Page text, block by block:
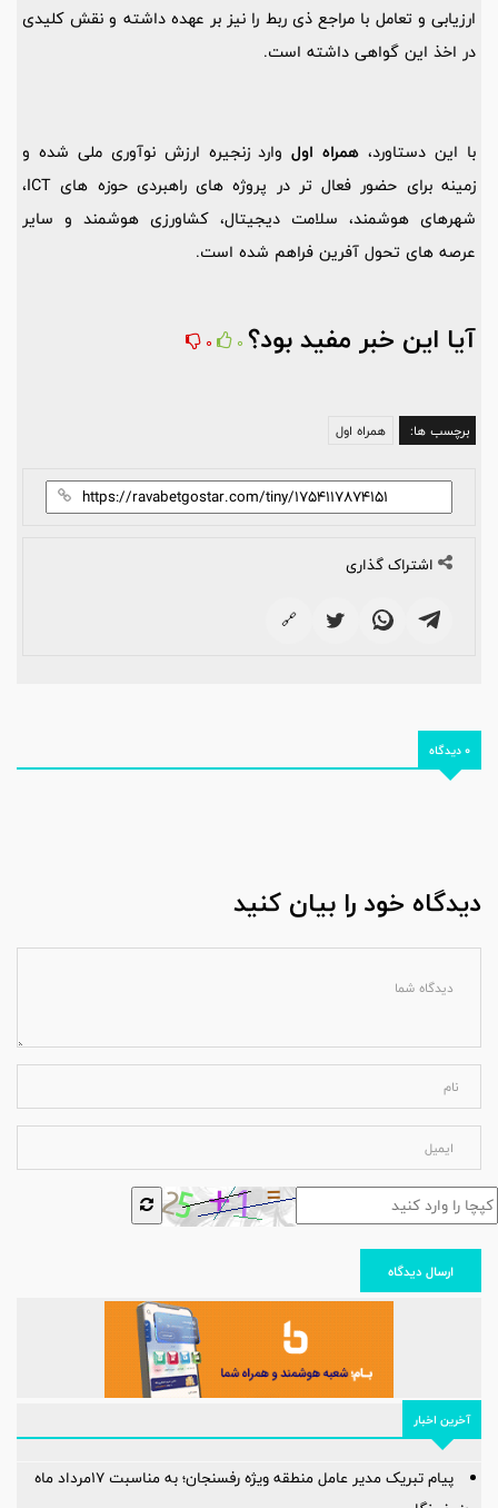
ارزیابی و تعامل با مراجع ذی ربط را نیز بر عهده داشته و نقش کلیدی
در اخذ این گواهی داشته است.
با این دستاورد، همراه اولوارد زنجیره ارزش نوآوری ملی شده و
زمینه برای حضور فعال تر در پروژه های راهبردی حوزه های ICT،
شهرهای هوشمند، سلامت دیجیتال، کشاورزی هوشمند و سایر
عرصه های تحول آفرین فراهم شده است.
آیا این خبر مفید بود؟ 0
0
برچسب ها: همراه اول
اشتراک گذاری
🔗
0 دیدگاه
دیدگاه خود را بیان کنید
ارسال دیدگاه
آخرین اخبار
پیام تبریک مدیر عامل منطقه ویژه رفسنجان؛ به مناسبت ۱۷مرداد ماه